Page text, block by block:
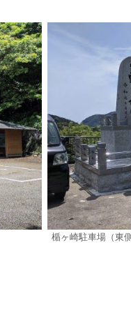
楯ヶ崎駐車場（東